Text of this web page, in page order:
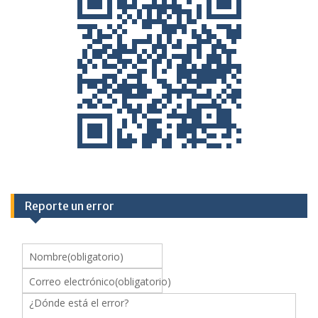
Reporte un error
Nombre(obligatorio)
Correo electrónico(obligatorio)
¿Dónde está el error?